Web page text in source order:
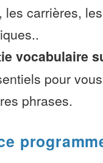
les carrières,
vocabulaire
pour
phrases.